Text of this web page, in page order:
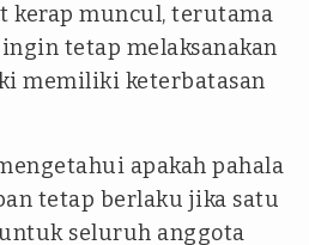
kerap muncul, terutama
tetap melaksanakan
memiliki keterbatasan
apakah pahala
tetap berlaku jika satu
seluruh anggota